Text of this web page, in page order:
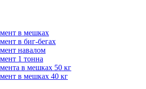
в мешках
в биг-бегах
навалом
1 тонна
в мешках 50 кг
в мешках 40 кг